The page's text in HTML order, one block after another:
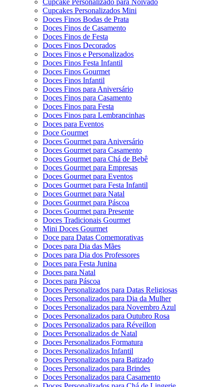
Cupcake Personalizado para Noivado
Cupcakes Personalizados Mini
Doces Finos Bodas de Prata
Doces Finos de Casamento
Doces Finos de Festa
Doces Finos Decorados
Doces Finos e Personalizados
Doces Finos Festa Infantil
Doces Finos Gourmet
Doces Finos Infantil
Doces Finos para Aniversário
Doces Finos para Casamento
Doces Finos para Festa
Doces Finos para Lembrancinhas
Doces para Eventos
Doce Gourmet
Doces Gourmet para Aniversário
Doces Gourmet para Casamento
Doces Gourmet para Chá de Bebê
Doces Gourmet para Empresas
Doces Gourmet para Eventos
Doces Gourmet para Festa Infantil
Doces Gourmet para Natal
Doces Gourmet para Páscoa
Doces Gourmet para Presente
Doces Tradicionais Gourmet
Mini Doces Gourmet
Doce para Datas Comemorativas
Doces para Dia das Mães
Doces para Dia dos Professores
Doces para Festa Junina
Doces para Natal
Doces para Páscoa
Doces Personalizados para Datas Religiosas
Doces Personalizados para Dia da Mulher
Doces Personalizados para Novembro Azul
Doces Personalizados para Outubro Rosa
Doces Personalizados para Réveillon
Doces Personalizados de Natal
Doces Personalizados Formatura
Doces Personalizados Infantil
Doces Personalizados para Batizado
Doces Personalizados para Brindes
Doces Personalizados para Casamento